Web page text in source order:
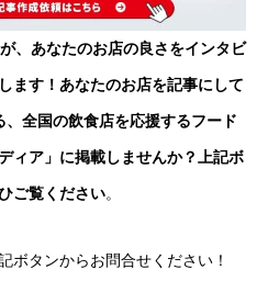
、あなたのお店の良さをインタビ
ます！あなたのお店を記事にして
全国の飲食店を応援するフード
ィア」に掲載しませんか？上記ボ
ご覧ください。
ボタンからお問合せください！